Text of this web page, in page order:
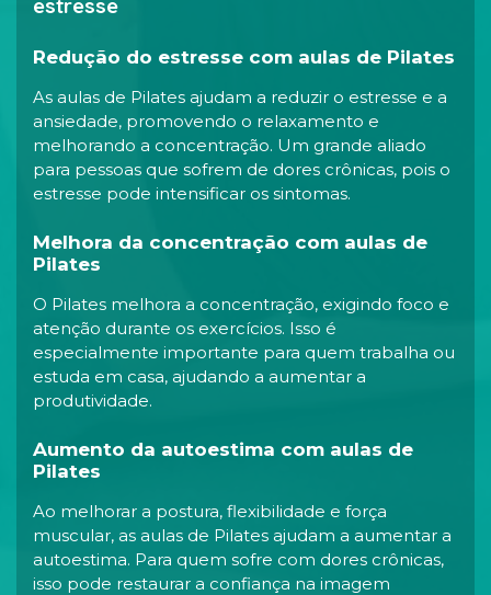
Redução do estresse com aulas de Pilates
As aulas de Pilates ajudam a reduzir o estresse e a
ansiedade, promovendo o relaxamento e
melhorando a concentração. Um grande aliado
para pessoas que sofrem de dores crônicas, pois o
estresse pode intensificar os sintomas.
Melhora da concentração com aulas de
Pilates
O Pilates melhora a concentração, exigindo foco e
atenção durante os exercícios. Isso é
especialmente importante para quem trabalha ou
estuda em casa, ajudando a aumentar a
produtividade.
Aumento da autoestima com aulas de
Pilates
Ao melhorar a postura, flexibilidade e força
muscular, as aulas de Pilates ajudam a aumentar a
autoestima. Para quem sofre com dores crônicas,
isso pode restaurar a confiança na imagem